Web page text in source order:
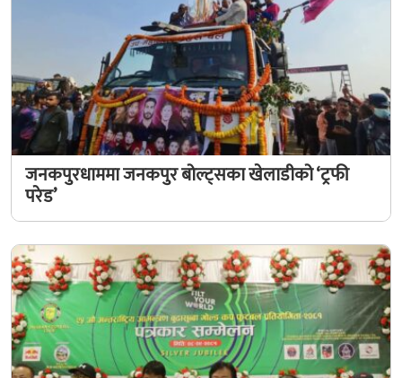
जनकपुरधाममा जनकपुर बोल्ट्सका खेलाडीको ‘ट्रफी
परेड’